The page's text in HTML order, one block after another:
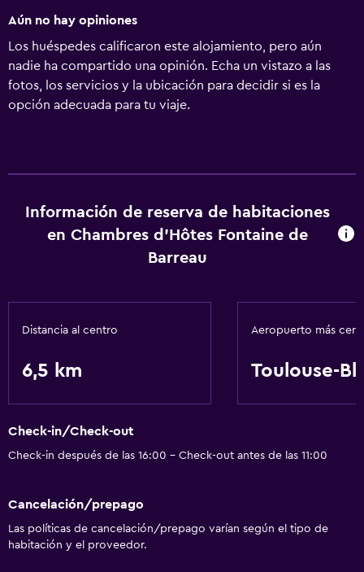
Aún no hay opiniones
Los huéspedes calificaron este alojamiento, pero aún
nadie ha compartido una opinión. Echa un vistazo a las
fotos, los servicios y la ubicación para decidir si es la
opción adecuada para tu viaje.
Información de reserva de habitaciones
en Chambres d'Hôtes Fontaine de
Barreau
Distancia al centro
6,5 km
Aeropuerto más
Toulouse-
Check-in/Check-out
Check-in después de las 16:00 - Check-out antes de las 11:00
Cancelación/prepago
Las políticas de cancelación/prepago varían según el tipo de
habitación y el proveedor.